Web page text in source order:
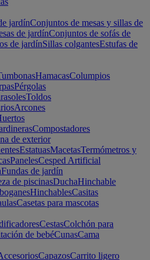
jardínConjuntos de mesas y sillas de
de jardínConjuntos de sofás de
de jardínSillas colgantesEstufas de
HamacasColumpios
Pérgolas
Toldos
Arcones
Compostadores
de exterior
EstatuasMacetasTermómetros y
PanelesCesped Artificial
Fundas de jardín
de piscinasDuchaHinchable
HinchablesCasitas
Casetas para mascotas
CestasColchón para
de bebéCunasCama
CapazosCarrito ligero